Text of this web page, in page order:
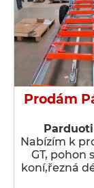
Prodám
Nabízím k
GT, pohon
koní,řezná